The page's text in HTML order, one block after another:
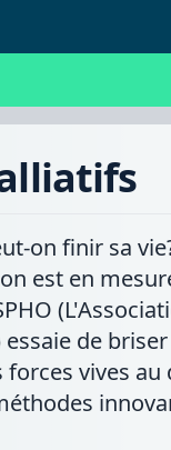
on finir sa
est en
de
vives au